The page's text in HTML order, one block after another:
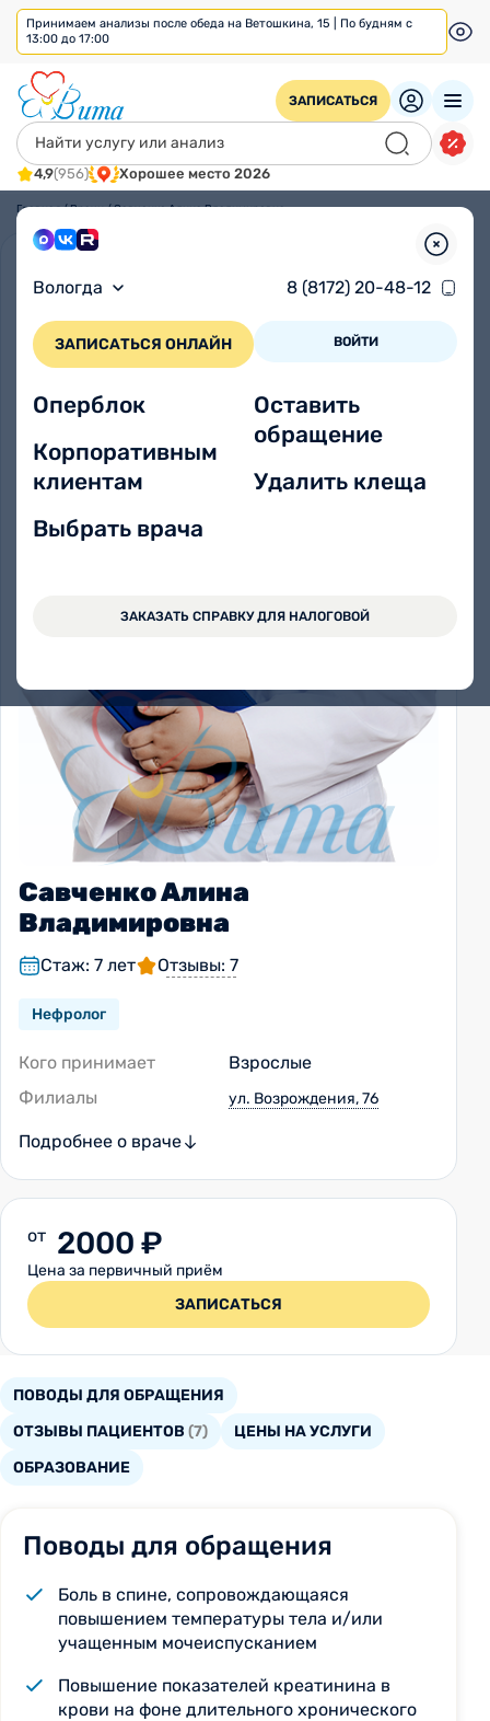
Принимаем анализы после обеда на Ветошкина, 15 | По будням с
13:00 до 17:00
ЗАПИСАТЬСЯ
4,9(956) Хорошее место 2026
Вологда 8 (8172) 20-48-12
ЗАПИСАТЬСЯ ОНЛАЙН ВОЙТИ
Оперблок
Корпоративным
клиентам
Выбрать врача
Оставить
обращение
Удалить клеща
ЗАКАЗАТЬ СПРАВКУ ДЛЯ НАЛОГОВОЙ
Главная/Врачи/Савченко Алина Владимировна
Савченко Алина
Владимировна
Стаж: 7 лет Отзывы: 7
Нефролог
Кого принимает
Взрослые
Филиалы
ул. Возрождения, 76
Подробнее о враче
от 2000 ₽
Цена за первичный приём
ЗАПИСАТЬСЯ
ПОВОДЫ ДЛЯ ОБРАЩЕНИЯ
ОТЗЫВЫ ПАЦИЕНТОВ (7)
ЦЕНЫ НА УСЛУГИ
ОБРАЗОВАНИЕ
Поводы для обращения
Боль в спине, сопровождающаяся
повышением температуры тела и/или
учащенным мочеиспусканием
Повышение показателей креатинина в
крови на фоне длительного хронического